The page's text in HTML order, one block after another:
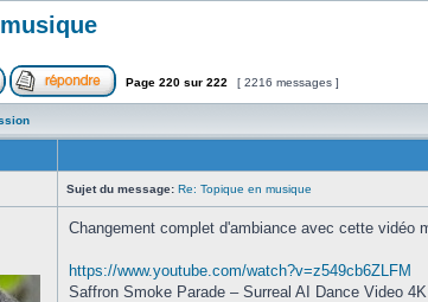
Page 220sur 222 [ 2216 messages ]
Sujet du message: Re: Topique en musique
Changement complet d'ambiance avec cette vidéo
https://www.youtube.com/watch?v=z549cb6ZLFM
Saffron Smoke Parade – Surreal AI Dance Video 4K